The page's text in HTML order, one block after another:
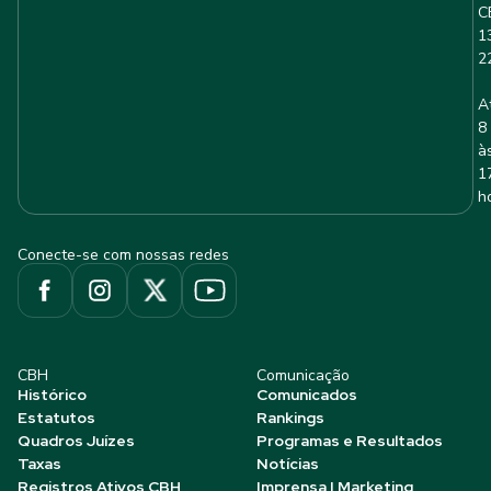
8
Conecte-se com nossas redes
CBH
Histórico
Estatutos
Quadros Juízes
Taxas
Registros Ativos CBH
Comunicação
Comunicados
Rankings
Programas e Resultados
Notícias
Imprensa | Marketing